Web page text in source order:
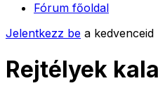
Fórum főoldal
Jelentkezz be a kedvenceid
Rejtélyek